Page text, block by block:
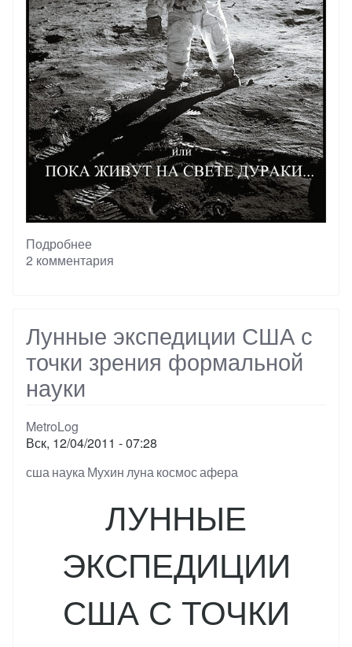
Подробнее
БУТАФОРСКАЯ
2 комментария
Лунные экспедиции США с
точки зрения формальной
науки
MetroLog
Вск, 12/04/2011 - 07:28
Тэги
сша наука Мухин луна космосафера
ЛУННЫЕ
ЭКСПЕДИЦИИ
США С ТОЧКИ